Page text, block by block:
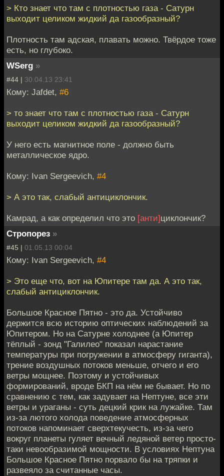
> Кто знает что там с плотностью газа - Сатурн
выходит целиком жидкий да газообразный?
Плотность там адская, плавать можно. Твёрдое тоже
есть, но глубоко.
WSerg »
#44 | 30.04.13 23:41
Кому: Jafdet, #6
> то знает что там с плотностью газа - Сатурн
выходит целиком жидкий да газообразный?
У него есть магнитное поле - должно быть
металлическое ядро.
Кому: Ivan Sergeevich, #4
> А это так, слабый антициклончик.
Камрад, а как определил что это [анти]циклончик?
Стропорез »
#45 | 01.05.13 00:04
Кому: Ivan Sergeevich, #4
> Это еще что, вот на Юпитере там да. А это так,
слабый антициклончик.
Большое Красное Пятно - это да. Устойчиво
держится всю историю оптических наблюдений за
Юпитером. Но на Сатурне холоднее (а Юпитер
тёплый - зонд "Галилео" показал нарастание
температуры при погружении в атмосферу гиганта),
трение воздушных потоков меньше, отчего и его
ветры мощнее. Поэтому и устойчивых
формирований, вроде БКП на нём не бывает. Но по
сравнению с тем, как задувает на Нептуне, все эти
ветры и ураганы - суть децкий крик на лужайке. Там
из-за лютого холода поведение атмосферных
потоков напоминает сверхтекучесть, из-за чего
вокруг планеты гуляет вечный ледяной ветер просто-
таки невообразимой мощности. В условиях Нептуна
Большое Красное Пятно порвало бы на тряпки и
развеяло за считанные часы.